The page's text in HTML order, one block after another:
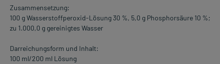
Zusammensetzung:
100 g Wasserstoffperoxid-Lösung 30 %, 5,0 g Phosphorsäure 10 %;
zu 1.000,0 g gereinigtes Wasser
Darreichungsform und Inhalt:
100 ml/200 ml Lösung